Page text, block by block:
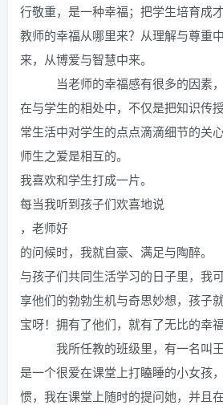
行敬重，是一种幸福；把学生培育成
教师的幸福从哪里来？从理解与尊重
来，从博爱与智慧中来。
当老师的幸福感有很多的因素，
在与学生的相处中，不仅是把知识传
常生活中对学生的点点滴滴细节的关心
师生之爱是相互的。
我喜欢和学生打成一片。
每当我听到孩子们欢喜地说
，老师好
的问候时，我就自豪、满足与陶醉。
与孩子们共同生活学习的日子里，我
享他们的勃勃生机与奇思妙想，孩子
宝呀！拥有了他们，就有了无比的幸福
我所任教的班级里，有一名叫王
是一个很爱在课堂上打瞌睡的小女孩
惯，我在课堂上随时的提问她，并且